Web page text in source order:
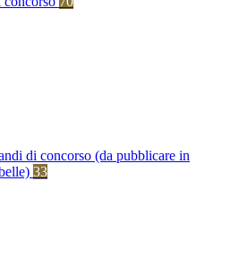
di concorso (da pubblicare in
33